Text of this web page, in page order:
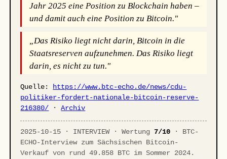
Jahr 2025 eine Position zu Blockchain haben –
und damit auch eine Position zu Bitcoin."
„Das Risiko liegt nicht darin, Bitcoin in die
Staatsreserven aufzunehmen. Das Risiko liegt
darin, es nicht zu tun."
Quelle:
https://www.btc-echo.de/news/cdu-
politiker-fordert-nationale-bitcoin-reserve-
216380/ ·Archiv
2025-10-15 · INTERVIEW · Wertung7/10 · BTC-
ECHO-Interview zum Sächsischen Bitcoin-
Verkauf von rund 49.858 BTC im Sommer 2024.